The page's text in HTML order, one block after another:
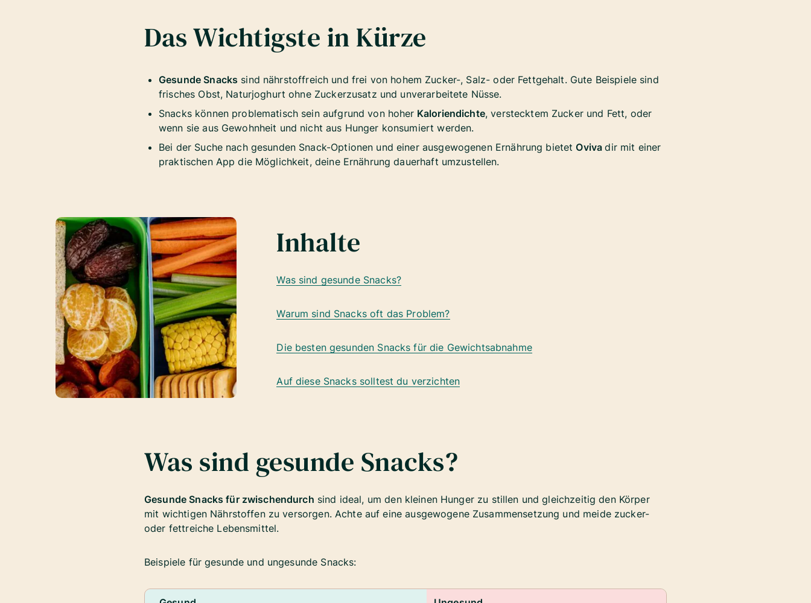
Das Wichtigste in Kürze
Gesunde Snacks sind nährstoffreich und frei von hohem Zucker-, Salz- oder Fettgehalt. Gute Beispiele sind
frisches Obst, Naturjoghurt ohne Zuckerzusatz und unverarbeitete Nüsse.
Snacks können problematisch sein aufgrund von hoher Kaloriendichte, verstecktem Zucker und Fett, oder
wenn sie aus Gewohnheit und nicht aus Hunger konsumiert werden.
Bei der Suche nach gesunden Snack-Optionen und einer ausgewogenen Ernährung bietetOvivadir mit einer
praktischen App die Möglichkeit, deine Ernährung dauerhaft umzustellen.
Inhalte
Was sind gesunde Snacks?
Warum sind Snacks oft das Problem?
Die besten gesunden Snacks für die Gewichtsabnahme
Auf diese Snacks solltest du verzichten
Was sind gesunde Snacks?
Gesunde Snacks für zwischendurch sind ideal, um den kleinen Hunger zu stillen und gleichzeitig den Körper
mit wichtigen Nährstoffen zu versorgen. Achte auf eine ausgewogene Zusammensetzung und meide zucker-
oder fettreiche Lebensmittel.
Beispiele für gesunde und ungesunde Snacks: